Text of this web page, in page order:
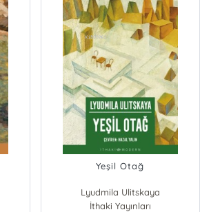
Yeşil Otağ
Lyudmila Ulitskaya
İthaki Yayınları